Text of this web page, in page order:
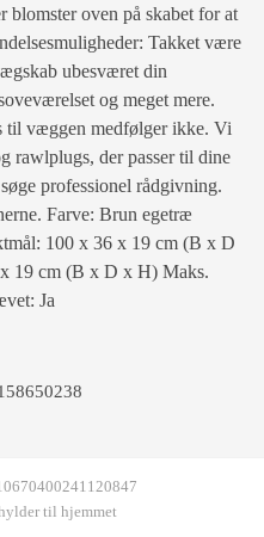
blomster oven på skabet for at
Takket være
ubesværet din
og meget mere.
til væggen medfølger ikke. Vi
rawlplugs, der passer til dine
professionel rådgivning.
Farve: Brun egetræ
100 x 36 x 19 cm (B x D
19 cm (B x D x H) Maks.
Ja
til hjemmet